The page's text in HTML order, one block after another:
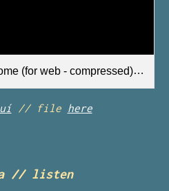
(for web - compressed).pdf
// file here
// listen